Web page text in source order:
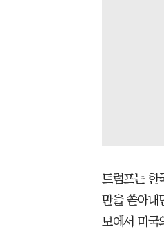
트럼프는 한
만을 쏟아내
보에서 미국